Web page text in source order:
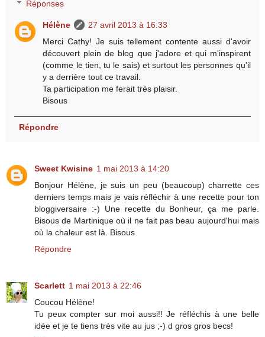
Réponses
Hélène
27 avril 2013 à 16:33
Merci Cathy! Je suis tellement contente aussi d'avoir
découvert plein de blog que j'adore et qui m'inspirent
(comme le tien, tu le sais) et surtout les personnes qu'il
y a derrière tout ce travail.
Ta participation me ferait très plaisir.
Bisous
Répondre
Sweet Kwisine 1 mai 2013 à 14:20
Bonjour Hélène, je suis un peu (beaucoup) charrette ces
derniers temps mais je vais réfléchir à une recette pour ton
bloggiversaire :-) Une recette du Bonheur, ça me parle.
Bisous de Martinique où il ne fait pas beau aujourd'hui mais
où la chaleur est là. Bisous
Répondre
Scarlett 1 mai 2013 à 22:46
Coucou Hélène!
Tu peux compter sur moi aussi!! Je réfléchis à une belle
idée et je te tiens très vite au jus ;-) d gros gros becs!